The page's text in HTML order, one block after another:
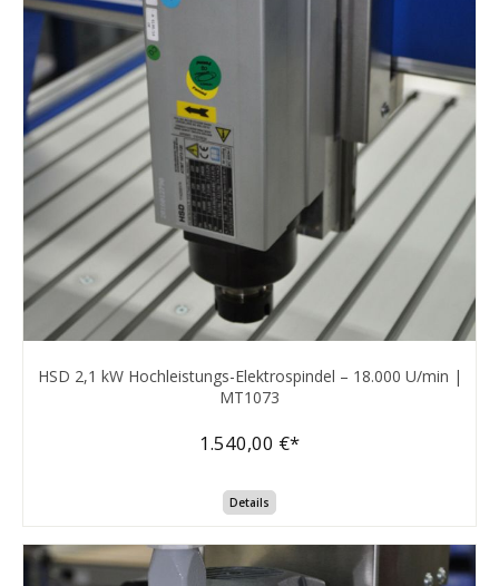
HSD 2,1 kW Hochleistungs-Elektrospindel – 18.000 U/min |
MT1073
1.540,00 €*
Details